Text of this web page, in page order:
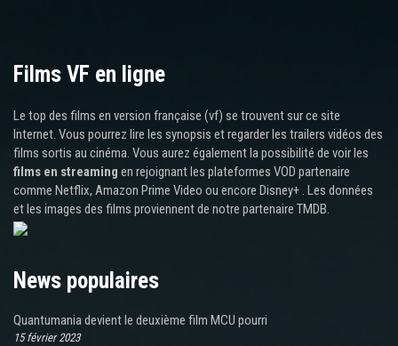
Films VF en ligne
Le top des films en version française (vf) se trouvent sur ce site
Internet. Vous pourrez lire les synopsis et regarder les trailers vidéos des
films sortis au cinéma. Vous aurez également la possibilité de voir les
films en streaming en rejoignant les plateformes VOD partenaire
comme Netflix, Amazon Prime Video ou encore Disney+ . Les données
et les images des films proviennent de notre partenaire TMDB.
News populaires
Quantumania devient le deuxième film MCU pourri
15 février 2023